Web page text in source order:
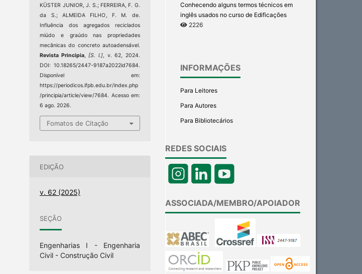
KÜSTER JUNIOR, J. S.; FERREIRA, F. G.
da S.; ALMEIDA FILHO, F. M. de.
Influência dos agregados reciclados
miúdo e graúdo nas propriedades
mecânicas do concreto autoadensável.
Revista Principia, [S. l.] , v. 62, 2024.
DOI: 10.18265/2447-9187a2022id7684.
Disponível em:
https://periodicos.ifpb.edu.br/index.php
/principia/article/view/7684. Acesso em:
6 ago. 2026.
Fomatos de Citação
EDIÇÃO
v. 62 (2025)
SEÇÃO
Engenharias I - Engenharia
Civil - Construção Civil
Conhecendo alguns termos técnicos em
inglês usados no curso de Edificações
2226
INFORMAÇÕES
Para Leitores
Para Autores
Para Bibliotecários
REDES SOCIAIS
ASSOCIADA/MEMBRO/APOIADOR